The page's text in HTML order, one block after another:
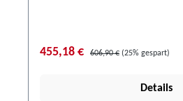
455,18 € 606,90 € (25% gespart)
Details